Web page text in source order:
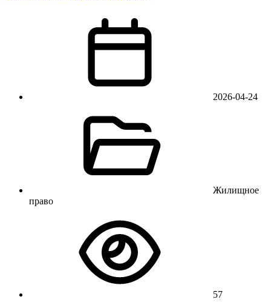
2026-04-24
Жилищное
право
57